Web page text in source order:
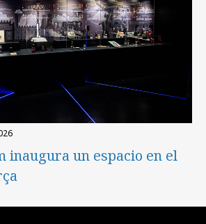
inaugura un espacio en el